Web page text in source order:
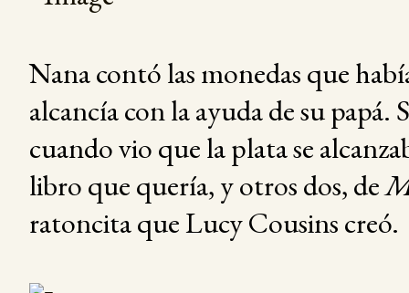
Nana contó las monedas que
alcancía con la ayuda de su papá.
cuando vio que la plata se
libro que quería, y otros dos, de
ratoncita que Lucy Cousins creó.